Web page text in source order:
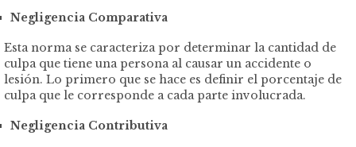
Negligencia Comparativa
Esta norma se caracteriza por determinar la cantidad de
culpa que tiene una persona al causar un accidente o
lesión. Lo primero que se hace es definir el porcentaje de
culpa que le corresponde a cada parte involucrada.
Negligencia Contributiva